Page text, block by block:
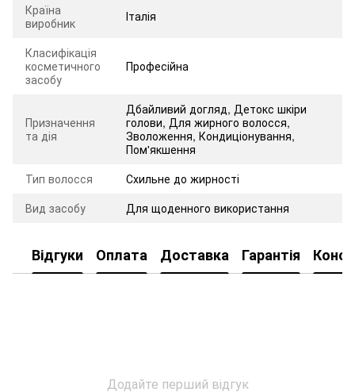
Країна
виробник
Італія
Класифікація
косметичного
засобу
Професійна
Призначення
та дія
Дбайливий догляд, Детокс шкіри
голови, Для жирного волосся,
Зволоження, Кондиціонування,
Пом'якшення
Тип волосся
Схильне до жирності
Вид засобу
Для щоденного використання
Відгуки Оплата Доставка Гарантія
Додайте перший відгук